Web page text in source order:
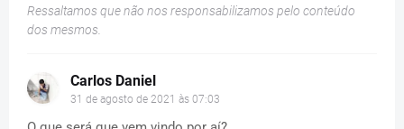
Ressaltamos que não nos responsabilizamos pelo conteúdo
dos mesmos.
Carlos Daniel
31 de agosto de 2021 às 07:03